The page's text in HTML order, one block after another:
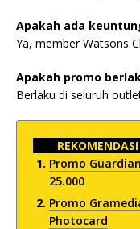
Apakah ada
Ya, member Watsons
Apakah promo
Berlaku di seluruh
Promo
25.000
Promo
Photocard